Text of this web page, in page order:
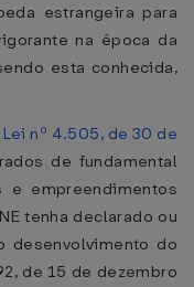
estrangeira para
na época da
esta conhecida,
Lei nº 4.505, de 30 de
de fundamental
empreendimentos
tenha declarado ou
desenvolvimento do
de 15 de dezembro